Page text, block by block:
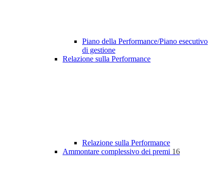
Piano della Performance/Piano esecutivo
di gestione
Relazione sulla Performance
Relazione sulla Performance
Ammontare complessivo dei premi 16